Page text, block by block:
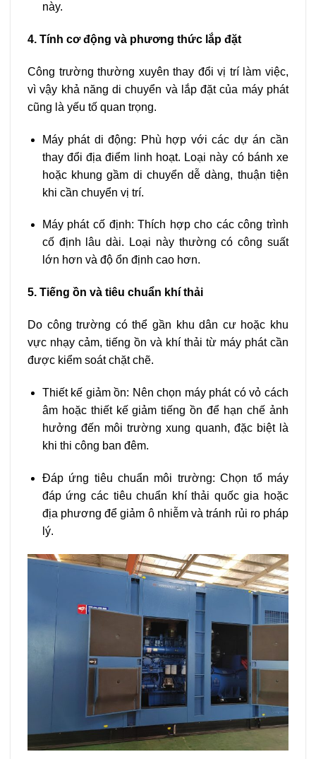
này.
4. Tính cơ động và phương thức lắp đặt
Công trường thường xuyên thay đổi vị trí làm việc,
vì vậy khả năng di chuyển và lắp đặt của máy phát
cũng là yếu tố quan trọng.
Máy phát di động: Phù hợp với các dự án cần
thay đổi địa điểm linh hoạt. Loại này có bánh xe
hoặc khung gầm di chuyển dễ dàng, thuận tiện
khi cần chuyển vị trí.
Máy phát cố định: Thích hợp cho các công trình
cố định lâu dài. Loại này thường có công suất
lớn hơn và độ ổn định cao hơn.
5. Tiếng ồn và tiêu chuẩn khí thải
Do công trường có thể gần khu dân cư hoặc khu
vực nhạy cảm, tiếng ồn và khí thải từ máy phát cần
được kiểm soát chặt chẽ.
Thiết kế giảm ồn: Nên chọn máy phát có vỏ cách
âm hoặc thiết kế giảm tiếng ồn để hạn chế ảnh
hưởng đến môi trường xung quanh, đặc biệt là
khi thi công ban đêm.
Đáp ứng tiêu chuẩn môi trường: Chọn tổ máy
đáp ứng các tiêu chuẩn khí thải quốc gia hoặc
địa phương để giảm ô nhiễm và tránh rủi ro pháp
lý.